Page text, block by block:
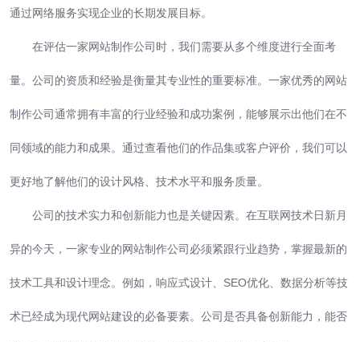
通过网络服务实现企业的长期发展目标。
在评估一家网站制作公司时，我们需要从多个维度进行全面考
量。公司的资质和经验是衡量其专业性的重要标准。一家优秀的网站
制作公司通常拥有丰富的行业经验和成功案例，能够展示出他们在不
同领域的能力和成果。通过查看他们的作品集或客户评价，我们可以
更好地了解他们的设计风格、技术水平和服务质量。
公司的技术实力和创新能力也是关键因素。在互联网技术日新月
异的今天，一家专业的网站制作公司必须紧跟行业趋势，掌握最新的
技术工具和设计理念。例如，响应式设计、SEO优化、数据分析等技
术已经成为现代网站建设的必备要素。公司是否具备创新能力，能否